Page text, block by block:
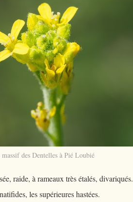
des Dentelles à Pié Loubié
raide, à rameaux très étalés, divariqués.
les supérieures hastées.